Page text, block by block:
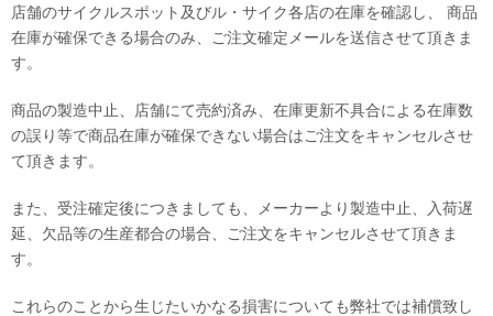
店舗のサイクルスポット及びル・サイク各店の在庫を確認し、 商品
在庫が確保できる場合のみ、ご注文確定メールを送信させて頂きま
す。
商品の製造中止、店舗にて売約済み、在庫更新不具合による在庫数
の誤り等で商品在庫が確保できない場合はご注文をキャンセルさせ
て頂きます。
また、受注確定後につきましても、メーカーより製造中止、入荷遅
延、欠品等の生産都合の場合、ご注文をキャンセルさせて頂きま
す。
これらのことから生じたいかなる損害についても弊社では補償致し